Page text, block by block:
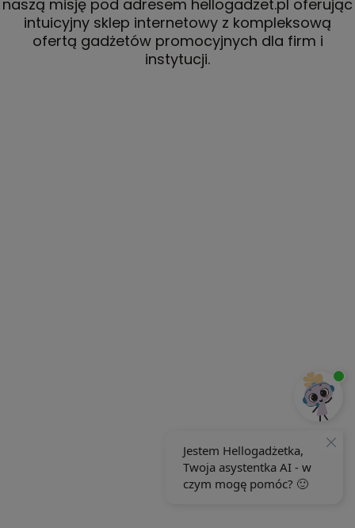
naszą misję pod adresem hellogadzet.pl oferując
intuicyjny sklep internetowy z kompleksową
ofertą gadżetów promocyjnych dla firm i
instytucji.